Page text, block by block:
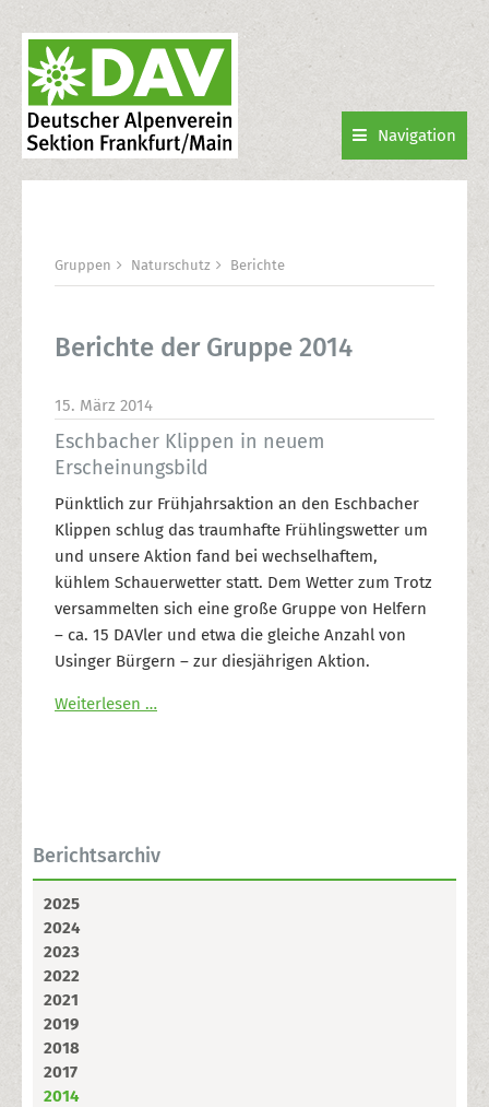
Navigation
Gruppen Naturschutz Berichte
Berichte der Gruppe 2014
15. März 2014
Eschbacher Klippen in neuem
Erscheinungsbild
Pünktlich zur Frühjahrsaktion an den Eschbacher
Klippen schlug das traumhafte Frühlingswetter um
und unsere Aktion fand bei wechselhaftem,
kühlem Schauerwetter statt. Dem Wetter zum Trotz
versammelten sich eine große Gruppe von Helfern
– ca. 15 DAVler und etwa die gleiche Anzahl von
Usinger Bürgern – zur diesjährigen Aktion.
Weiterlesen …
Berichtsarchiv
2025
2024
2023
2022
2021
2019
2018
2017
2014